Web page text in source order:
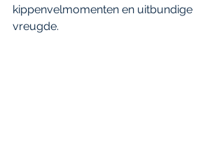
kippenvelmomenten en uitbundige
vreugde.